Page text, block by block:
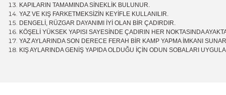
KAPILARIN TAMAMINDA SİNEKLİK BULUNUR.
YAZ VE KIŞ FARKETMEKSİZİN KEYİFLE KULLANILIR.
DENGELİ, RÜZGAR DAYANIMI İYİ OLAN BİR ÇADIRDIR.
KÖŞELİ YÜKSEK YAPISI SAYESİNDE ÇADIRIN HER NOKTASINDA
YAZ AYLARINDA SON DERECE FERAH BİR KAMP YAPMA İMKANI
KIŞ AYLARINDA GENİŞ YAPIDA OLDUĞU İÇİN ODUN SOBALARI